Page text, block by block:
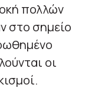
πολλών
στο σημείο
οι